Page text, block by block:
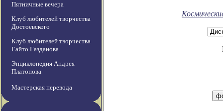
Пятничные вечера
Клуб любителей творчества
Достоевского
Клуб любителей творчества
Гайто Газданова
Энциклопедия Андрея
Платонова
Мастерская перевода